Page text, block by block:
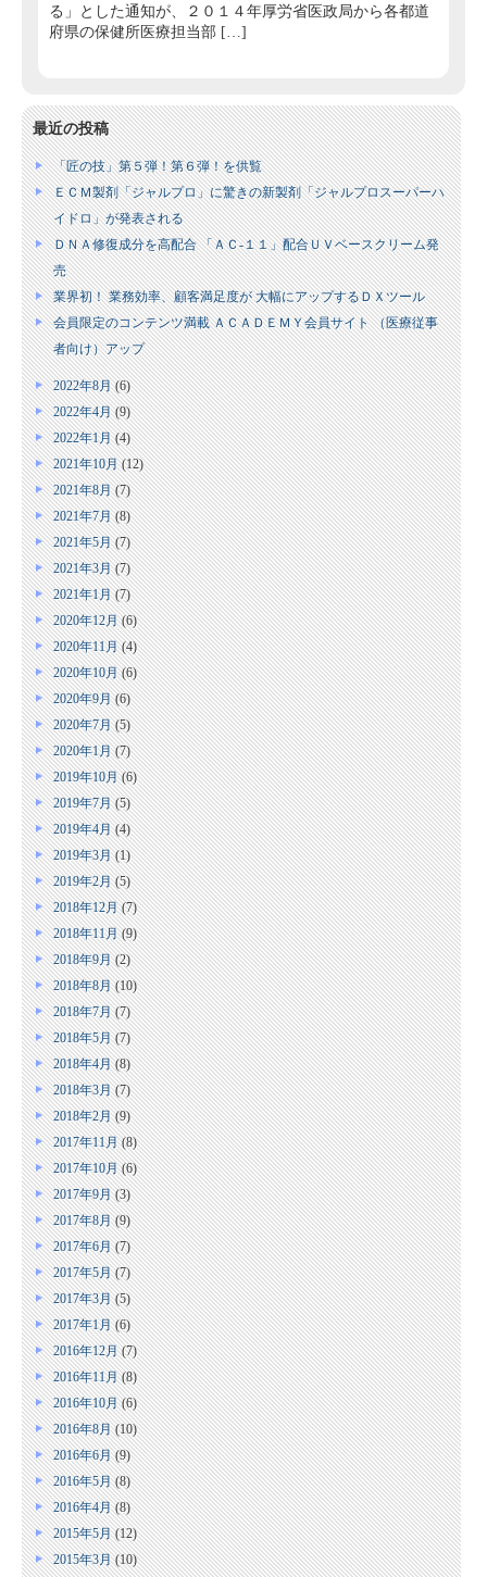
る」とした通知が、２０１４年厚労省医政局から各都道
府県の保健所医療担当部 […]
最近の投稿
「匠の技」第５弾！第６弾！を供覧
ＥＣＭ製剤「ジャルプロ」に驚きの新製剤「ジャルプロスーパーハ
イドロ」が発表される
ＤＮＡ修復成分を高配合 「ＡＣ‐１１」配合ＵＶベースクリーム発
売
業界初！ 業務効率、顧客満足度が 大幅にアップするＤＸツール
会員限定のコンテンツ満載 ＡＣＡＤＥＭＹ会員サイト （医療従事
者向け）アップ
2022年8月(6)
2022年4月(9)
2022年1月(4)
2021年10月(12)
2021年8月(7)
2021年7月(8)
2021年5月(7)
2021年3月(7)
2021年1月(7)
2020年12月(6)
2020年11月(4)
2020年10月(6)
2020年9月(6)
2020年7月(5)
2020年1月(7)
2019年10月(6)
2019年7月(5)
2019年4月(4)
2019年3月(1)
2019年2月(5)
2018年12月(7)
2018年11月(9)
2018年9月(2)
2018年8月(10)
2018年7月(7)
2018年5月(7)
2018年4月(8)
2018年3月(7)
2018年2月(9)
2017年11月(8)
2017年10月(6)
2017年9月(3)
2017年8月(9)
2017年6月(7)
2017年5月(7)
2017年3月(5)
2017年1月(6)
2016年12月(7)
2016年11月(8)
2016年10月(6)
2016年8月(10)
2016年6月(9)
2016年5月(8)
2016年4月(8)
2015年5月(12)
2015年3月(10)